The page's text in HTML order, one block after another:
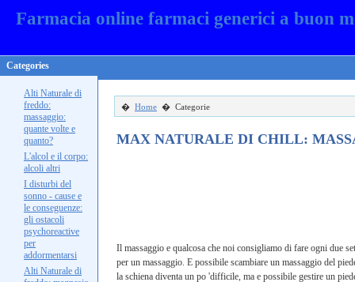
Farmacia online farmaci generici a buon
Categories
Alti Naturale di
freddo:
massaggio:
quante volte e
quanto?
L'alcol e il corpo:
alcoli altri
I disturbi del
sonno - cause e
le conseguenze:
gli ostacoli
psychoreactive
per
addormentarsi
Alti Naturale di
� Home � Categorie
MAX NATURALE DI CHILL:
Il massaggio e qualcosa che noi consigliamo di fare ogni due
per un massaggio. E possibile scambiare un massaggio del
la schiena diventa un po 'difficile, ma e possibile gestire un